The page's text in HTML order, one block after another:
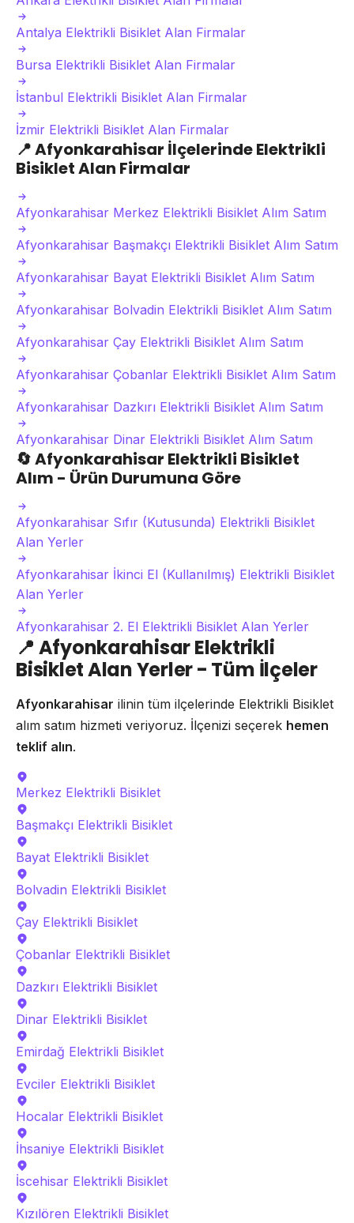
Antalya Elektrikli Bisiklet Alan Firmalar
Bursa Elektrikli Bisiklet Alan Firmalar
İstanbul Elektrikli Bisiklet Alan Firmalar
İzmir Elektrikli Bisiklet Alan Firmalar
📍Afyonkarahisar İlçelerinde Elektrikli
Bisiklet Alan Firmalar
Afyonkarahisar Merkez Elektrikli Bisiklet Alım Satım
Afyonkarahisar Başmakçı Elektrikli Bisiklet Alım Satım
Afyonkarahisar Bayat Elektrikli Bisiklet Alım Satım
Afyonkarahisar Bolvadin Elektrikli Bisiklet Alım Satım
Afyonkarahisar Çay Elektrikli Bisiklet Alım Satım
Afyonkarahisar Çobanlar Elektrikli Bisiklet Alım Satım
Afyonkarahisar Dazkırı Elektrikli Bisiklet Alım Satım
Afyonkarahisar Dinar Elektrikli Bisiklet Alım Satım
🔄Afyonkarahisar Elektrikli Bisiklet
Alım - Ürün Durumuna Göre
Afyonkarahisar Sıfır (Kutusunda) Elektrikli Bisiklet
Alan Yerler
Afyonkarahisar İkinci El (Kullanılmış) Elektrikli Bisiklet
Alan Yerler
Afyonkarahisar 2. El Elektrikli Bisiklet Alan Yerler
📍 Afyonkarahisar Elektrikli
Bisiklet Alan Yerler - Tüm İlçeler
Afyonkarahisar ilinin tüm ilçelerinde Elektrikli Bisiklet
alım satım hizmeti veriyoruz. İlçenizi seçerek hemen
teklif alın.
Merkez Elektrikli Bisiklet
Başmakçı Elektrikli Bisiklet
Bayat Elektrikli Bisiklet
Bolvadin Elektrikli Bisiklet
Çay Elektrikli Bisiklet
Çobanlar Elektrikli Bisiklet
Dazkırı Elektrikli Bisiklet
Dinar Elektrikli Bisiklet
Emirdağ Elektrikli Bisiklet
Evciler Elektrikli Bisiklet
Hocalar Elektrikli Bisiklet
İhsaniye Elektrikli Bisiklet
İscehisar Elektrikli Bisiklet
Kızılören Elektrikli Bisiklet